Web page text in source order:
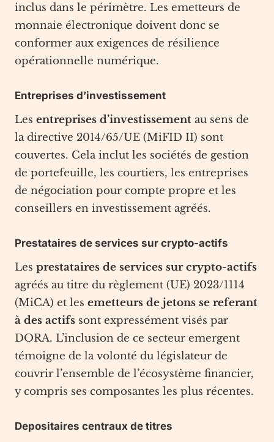
inclus dans le périmètre. Les emetteurs de
monnaie électronique doivent donc se
conformer aux exigences de résilience
opérationnelle numérique.
Entreprises d’investissement
Les entreprises d’investissement au sens de
la directive 2014/65/UE (MiFID II) sont
couvertes. Cela inclut les sociétés de gestion
de portefeuille, les courtiers, les entreprises
de négociation pour compte propre et les
conseillers en investissement agréés.
Prestataires de services sur crypto-actifs
Les prestataires de services sur crypto-actifs
agréés au titre du règlement (UE) 2023/1114
(MiCA) et les emetteurs de jetons se referant
à des actifs sont expressément visés par
DORA. L’inclusion de ce secteur emergent
témoigne de la volonté du législateur de
couvrir l’ensemble de l’écosystème financier,
y compris ses composantes les plus récentes.
Depositaires centraux de titres